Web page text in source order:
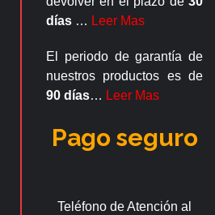
días … Leer Mas
El periodo de garantía de
nuestros productos es de
90 días… Leer Mas
Pago seguro
Teléfono de Atención al